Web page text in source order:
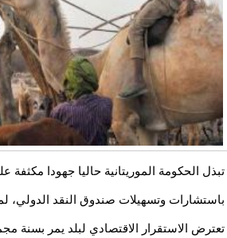
تبذل الحكومة الموريتانية حاليا جهودا
باستشارات وتسهيلات صندوق النقد الدولي،
تعترض الاستقرار الاقتصادي لبلد يمر بسنة